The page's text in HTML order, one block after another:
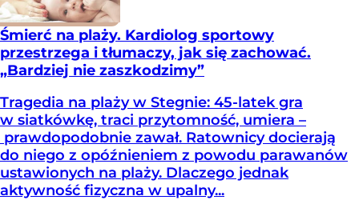
Śmierć na plaży. Kardiolog sportowy
przestrzega i tłumaczy, jak się zachować.
„Bardziej nie zaszkodzimy”
Tragedia na plaży w Stegnie: 45-latek gra
w siatkówkę, traci przytomność, umiera –
prawdopodobnie zawał. Ratownicy docierają
do niego z opóźnieniem z powodu parawanów
ustawionych na plaży. Dlaczego jednak
aktywność fizyczna w upalny...